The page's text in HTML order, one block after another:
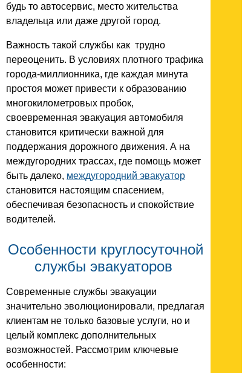
будь то автосервис, место жительства
владельца или даже другой город.
Важность такой службы как трудно
переоценить. В условиях плотного трафика
города-миллионника, где каждая минута
простоя может привести к образованию
многокилометровых пробок,
своевременная эвакуация автомобиля
становится критически важной для
поддержания дорожного движения. А на
междугородних трассах, где помощь может
быть далеко, междугородний эвакуатор
становится настоящим спасением,
обеспечивая безопасность и спокойствие
водителей.
Особенности круглосуточной
службы эвакуаторов
Современные службы эвакуации
значительно эволюционировали, предлагая
клиентам не только базовые услуги, но и
целый комплекс дополнительных
возможностей. Рассмотрим ключевые
особенности: